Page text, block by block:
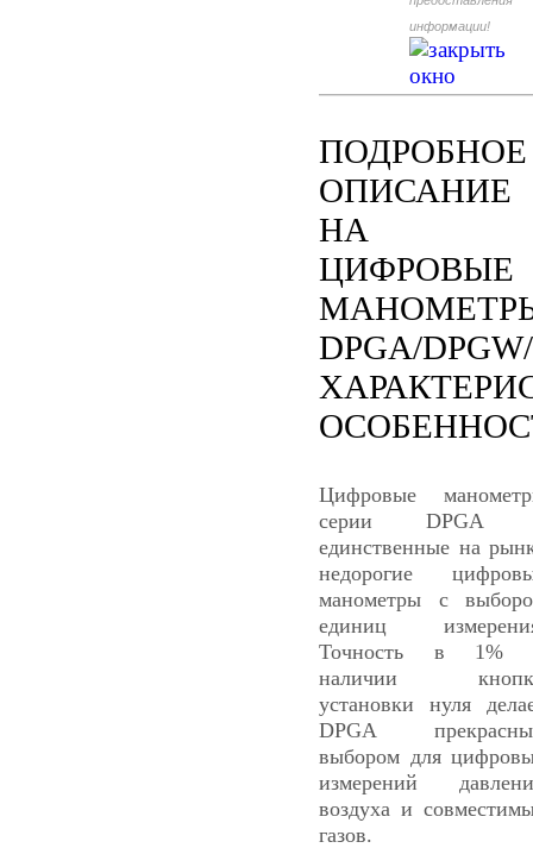
информации!
ПОДРОБНОЕ
ОПИСАНИЕ
НА
ЦИФРОВЫЕ
DPGA/
Цифровые
серии DPGA
единственные на
недорогие
манометры с
единиц
Точность в 1%
наличии
установки нуля
DPGA
выбором для
измерений
воздуха и
газов.